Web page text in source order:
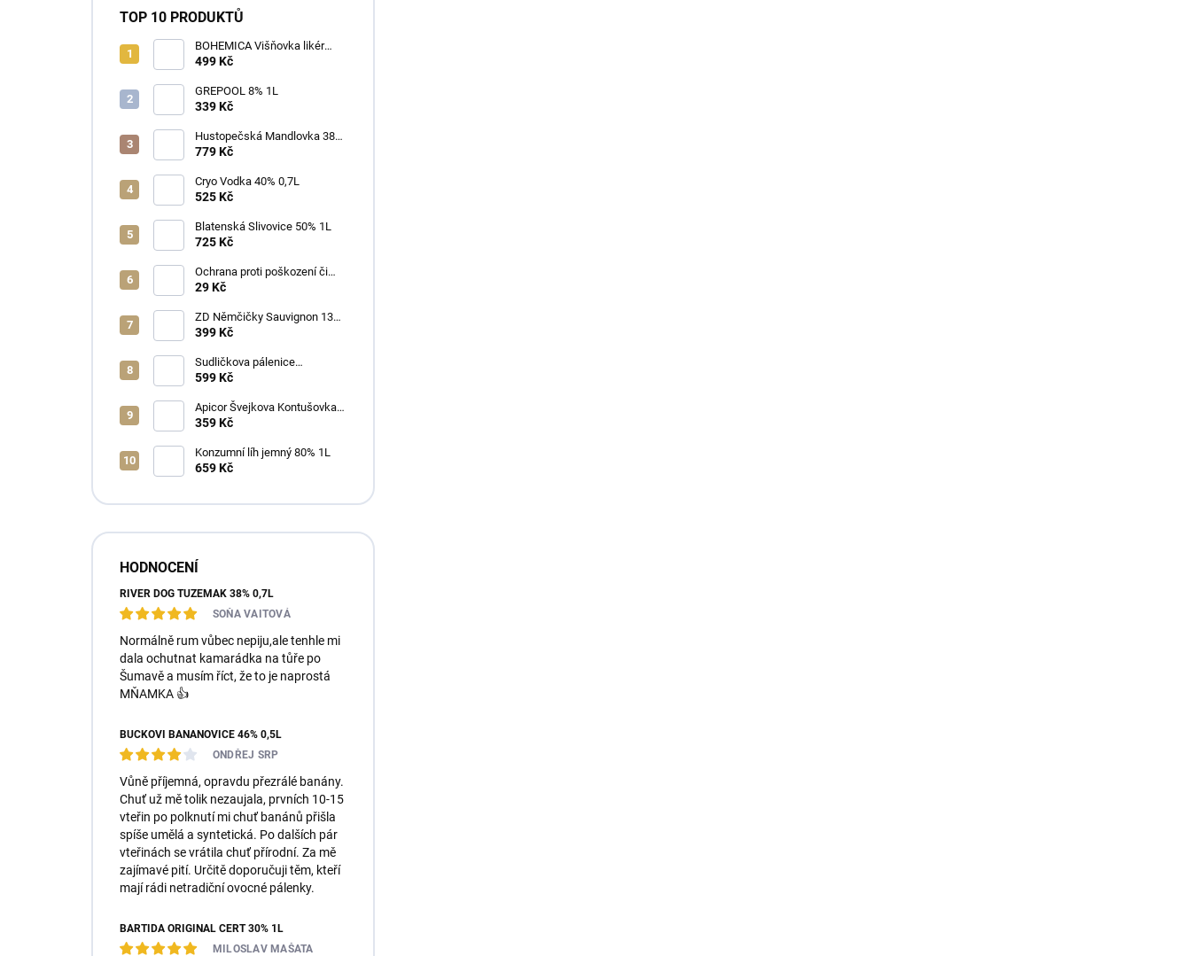
TOP 10 PRODUKTŮ
BOHEMICA Višňovka likér
25% 0,7L
499 Kč
GREPOOL 8% 1L
339 Kč
Hustopečská Mandlovka 38%
1L
779 Kč
Cryo Vodka 40% 0,7L
525 Kč
Blatenská Slivovice 50% 1L
725 Kč
Ochrana proti poškození či
ztrátě
29 Kč
ZD Němčičky Sauvignon 13%
2025 Bag in Box 3L - suché
399 Kč
Sudličkova pálenice
Ořechovka 30% 0,7L
599 Kč
Apicor Švejkova Kontušovka
40% 0,5L
359 Kč
Konzumní líh jemný 80% 1L
659 Kč
HODNOCENÍ
RIVER DOG TUZEMÁK 38% 0,7L
SOŇA VAITOVÁ
Normálně rum vůbec nepiju,ale tenhle mi
dala ochutnat kamarádka na tůře po
Šumavě a musím říct, že to je naprostá
MŇAMKA 👍
BUČKOVI BANÁNOVICE 46% 0,5L
ONDŘEJ SRP
Vůně příjemná, opravdu přezrálé banány.
Chuť už mě tolik nezaujala, prvních 10-15
vteřin po polknutí mi chuť banánů přišla
spíše umělá a syntetická. Po dalších pár
vteřinách se vrátila chuť přírodní. Za mě
zajímavé pití. Určitě doporučuji těm, kteří
mají rádi netradiční ovocné pálenky.
BARTIDA ORIGINÁL ČERT 30% 1L
MILOSLAV MAŠATA